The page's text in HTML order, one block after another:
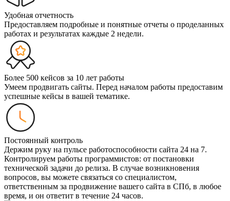
Удобная отчетность
Предоставляем подробные и понятные отчеты о проделанных
работах и результатах каждые 2 недели.
Более 500 кейсов за 10 лет работы
Умеем продвигать сайты. Перед началом работы предоставим
успешные кейсы в вашей тематике.
Постоянный контроль
Держим руку на пульсе работоспособности сайта 24 на 7.
Контролируем работы программистов: от постановки
технической задачи до релиза. В случае возникновения
вопросов, вы можете связаться со специалистом,
ответственным за продвижение вашего сайта в СПб, в любое
время, и он ответит в течение 24 часов.